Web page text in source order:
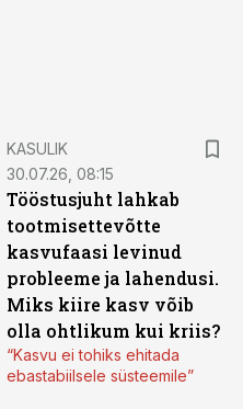
KASULIK
30.07.26, 08:15
Tööstusjuht lahkab
tootmisettevõtte
kasvufaasi levinud
probleeme ja lahendusi.
Miks kiire kasv võib
olla ohtlikum kui kriis?
“Kasvu ei tohiks ehitada
ebastabiilsele süsteemile”